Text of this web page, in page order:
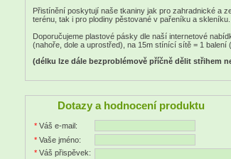
Přistínění poskytují naše tkaniny jak pro zahradnické a
terénu, tak i pro plodiny pěstované v pařeníku a skleníku.
Doporučujeme plastové pásky dle naší internetové
(nahoře, dole a uprostřed), na 15m stínící sítě = 1 balení
(délku lze dále bezproblémově příčně dělit střihem
Dotazy a hodnocení produktu
*Váš e-mail:
*Vaše jméno:
*Váš přispěvek: